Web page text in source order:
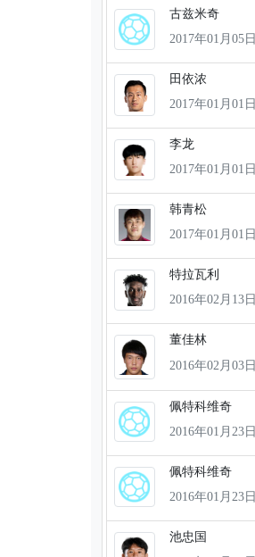
古兹米奇
2017年01月05日
田依浓
2017年01月01日
李龙
2017年01月01日
韩青松
2017年01月01日
特拉瓦利
2016年02月13日
董佳林
2016年02月03日
佩特科维奇
2016年01月23日
佩特科维奇
2016年01月23日
池忠国